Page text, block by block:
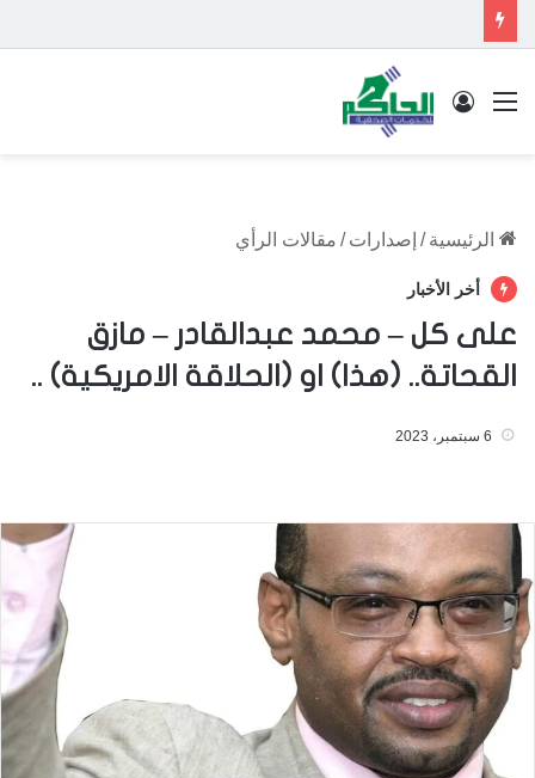
القائمة تسجيل الدخول
الرئيسية / إصدارات / مقالات الرأي
أخر الأخبار
على كل – محمد عبدالقادر – مازق
القحاتة.. (هذا) او (الحلاقة الامريكية) ..
6 سبتمبر، 2023